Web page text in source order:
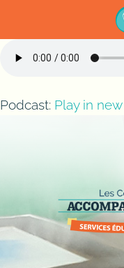
Podcast: Play in